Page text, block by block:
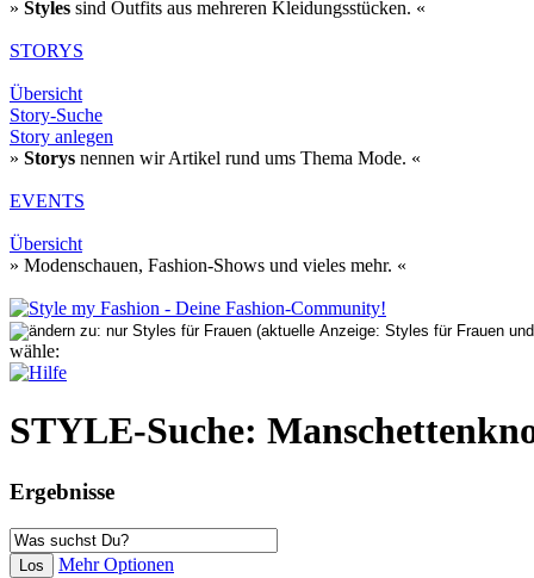
» Styles sind Outfits aus mehreren Kleidungsstücken. «
STORYS
Übersicht
Story-Suche
Story anlegen
» Storys nennen wir Artikel rund ums Thema Mode. «
EVENTS
Übersicht
» Modenschauen, Fashion-Shows und vieles mehr. «
wähle:
STYLE-Suche:
Ergebnisse
Mehr Optionen